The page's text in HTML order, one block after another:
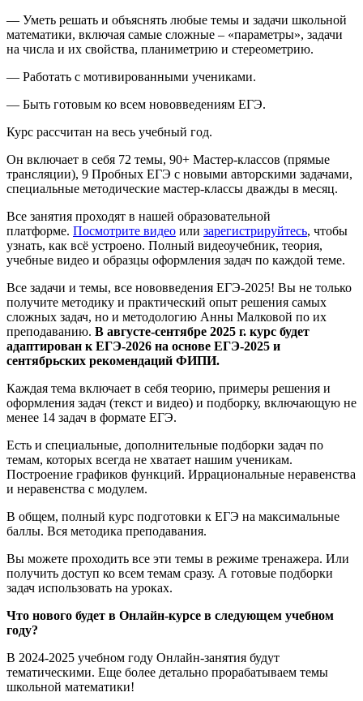
— Уметь решать и объяснять любые темы и задачи школьной
математики, включая самые сложные – «параметры», задачи
на числа и их свойства, планиметрию и стереометрию.
— Работать с мотивированными учениками.
— Быть готовым ко всем нововведениям ЕГЭ.
Курс рассчитан на весь учебный год.
Он включает в себя 72 темы, 90+ Мастер-классов (прямые
трансляции), 9 Пробных ЕГЭ с новыми авторскими задачами,
специальные методические мастер-классы дважды в месяц.
Все занятия проходят в нашей образовательной
платформе. Посмотрите видео или зарегистрируйтесь, чтобы
узнать, как всё устроено. Полный видеоучебник, теория,
учебные видео и образцы оформления задач по каждой теме.
Все задачи и темы, все нововведения ЕГЭ-2025! Вы не только
получите методику и практический опыт решения самых
сложных задач, но и методологию Анны Малковой по их
преподаванию. В августе-сентябре 2025 г. курс будет
адаптирован к ЕГЭ-2026 на основе ЕГЭ-2025 и
сентябрьских рекомендаций ФИПИ.
Каждая тема включает в себя теорию, примеры решения и
оформления задач (текст и видео) и подборку, включающую не
менее 14 задач в формате ЕГЭ.
Есть и специальные, дополнительные подборки задач по
темам, которых всегда не хватает нашим ученикам.
Построение графиков функций. Иррациональные неравенства
и неравенства с модулем.
В общем, полный курс подготовки к ЕГЭ на максимальные
баллы. Вся методика преподавания.
Вы можете проходить все эти темы в режиме тренажера. Или
получить доступ ко всем темам сразу. А готовые подборки
задач использовать на уроках.
Что нового будет в Онлайн-курсе в следующем учебном
году?
В 2024-2025 учебном году Онлайн-занятия будут
тематическими. Еще более детально прорабатываем темы
школьной математики!